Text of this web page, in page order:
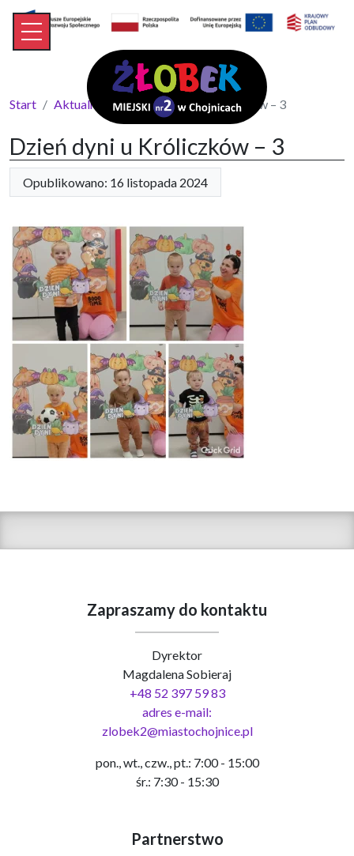
Start Aktualności Dzień dyni u Króliczków – 3
Dzień dyni u Króliczków – 3
Opublikowano: 16 listopada 2024
Zapraszamy do kontaktu
Dyrektor
Magdalena Sobieraj
+48 52 397 59 83
adres e-mail:
zlobek2@miastochojnice.pl
pon., wt., czw., pt.: 7:00 - 15:00
śr.: 7:30 - 15:30
Partnerstwo